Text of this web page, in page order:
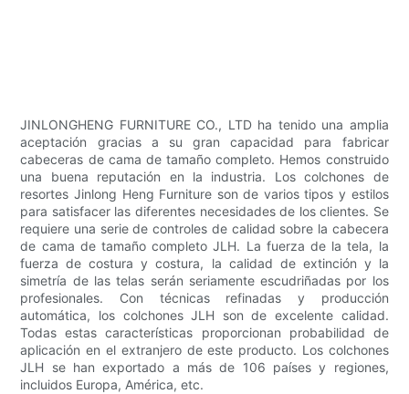
JINLONGHENG FURNITURE CO., LTD ha tenido una amplia
aceptación gracias a su gran capacidad para fabricar
cabeceras de cama de tamaño completo. Hemos construido
una buena reputación en la industria. Los colchones de
resortes Jinlong Heng Furniture son de varios tipos y estilos
para satisfacer las diferentes necesidades de los clientes. Se
requiere una serie de controles de calidad sobre la cabecera
de cama de tamaño completo JLH. La fuerza de la tela, la
fuerza de costura y costura, la calidad de extinción y la
simetría de las telas serán seriamente escudriñadas por los
profesionales. Con técnicas refinadas y producción
automática, los colchones JLH son de excelente calidad.
Todas estas características proporcionan probabilidad de
aplicación en el extranjero de este producto. Los colchones
JLH se han exportado a más de 106 países y regiones,
incluidos Europa, América, etc.